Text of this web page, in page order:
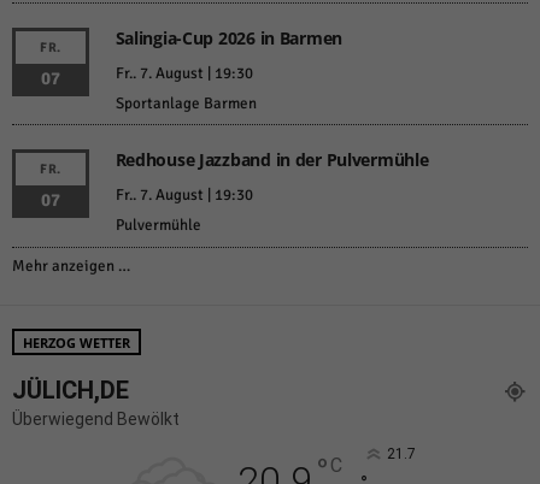
FR.
07
Salingia-Cup 2026 in Barmen
Fr.. 7. August | 19:30
Sportanlage Barmen
FR.
07
Redhouse Jazzband in der Pulvermühle
Fr.. 7. August | 19:30
Pulvermühle
Mehr anzeigen …
HERZOG WETTER
JÜLICH,DE
Überwiegend Bewölkt
° C 21.7